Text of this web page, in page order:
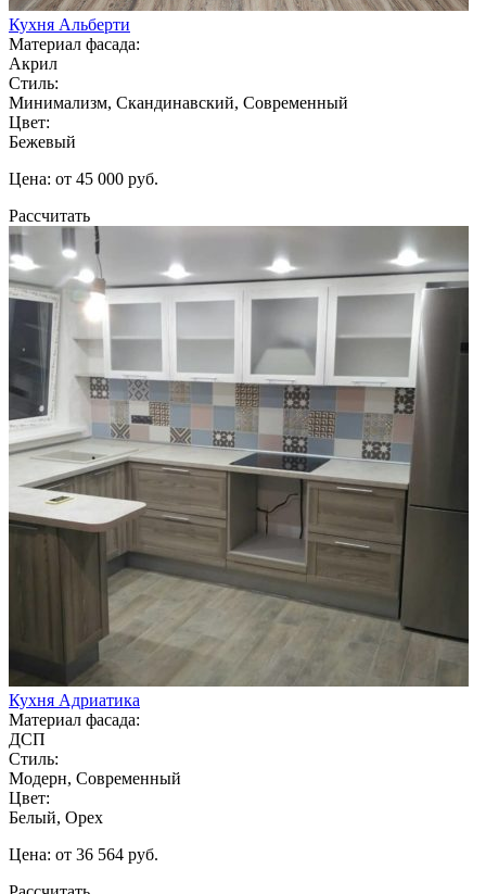
Кухня Альберти
Материал фасада:
Акрил
Стиль:
Минимализм, Скандинавский, Современный
Цвет:
Бежевый
Цена: от 45 000 руб.
Рассчитать
Кухня Адриатика
Материал фасада:
ДСП
Стиль:
Модерн, Современный
Цвет:
Белый, Орех
Цена: от 36 564 руб.